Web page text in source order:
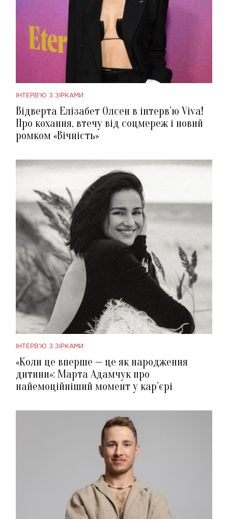
ІНТЕРВ'Ю З ЗІРКАМИ
Відверта Елізабет Олсен в інтерв’ю Viva!
Про кохання, втечу від соцмереж і новий
ромком «Вічність»
ІНТЕРВ'Ю З ЗІРКАМИ
«Коли це вперше — це як народження
дитини»: Марта Адамчук про
найемоційніший момент у кар’єрі